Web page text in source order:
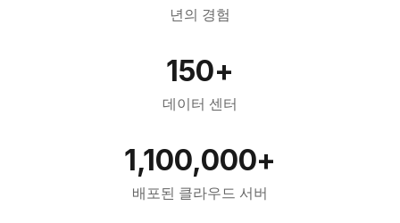
년의 경험
150+
데이터 센터
1,100,000+
배포된 클라우드 서버